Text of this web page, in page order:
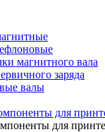
магнитного вала
заряда
валы
для
для